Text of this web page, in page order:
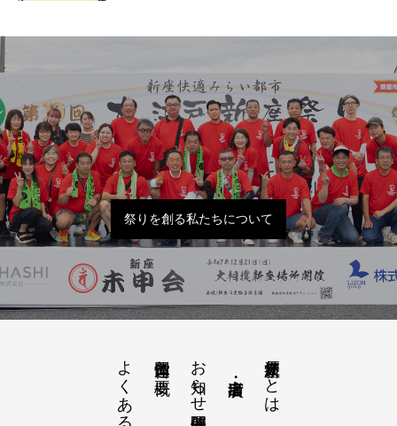
祭りを創る私たちについて
大江戸新座祭りとは
お知らせ開催概要
運営団体と概要
よくあるご質問